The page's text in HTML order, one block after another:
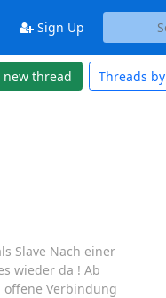
Sign Up
new thread Threads by
Slave Nach einer
wieder da ! Ab
Verbindung